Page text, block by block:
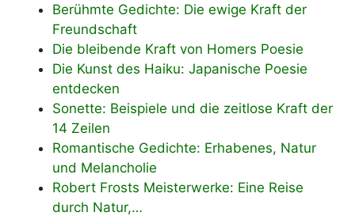
Berühmte Gedichte: Die ewige Kraft der
Freundschaft
Die bleibende Kraft von Homers Poesie
Die Kunst des Haiku: Japanische Poesie
entdecken
Sonette: Beispiele und die zeitlose Kraft der
14 Zeilen
Romantische Gedichte: Erhabenes, Natur
und Melancholie
Robert Frosts Meisterwerke: Eine Reise
durch Natur,…